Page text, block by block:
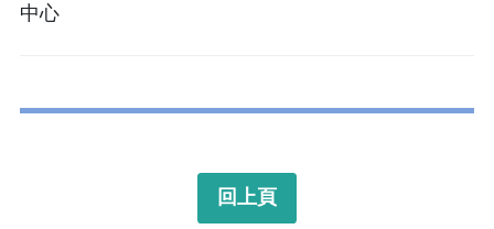
中心
回上頁